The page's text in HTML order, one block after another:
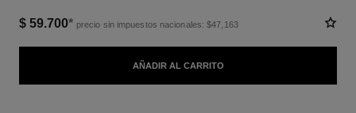
$ 59.700* precio sin impuestos nacionales: $47,163
AÑADIR AL CARRITO